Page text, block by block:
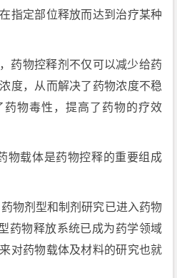
指定部位释放而达到治疗某种
药物控释剂不仅可以减少给药
度，从而解决了药物浓度不稳
药物毒性，提高了药物的疗效
体是药物控释的重要组成
物剂型和制剂研究已进入药物
药物释放系统已成为药学领域
对药物载体及材料的研究也就